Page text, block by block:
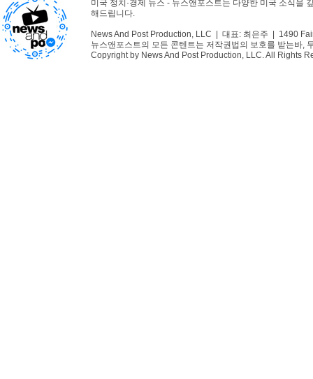
미국 정치·경제 뉴스 - 뉴스앤포스트는 다양한 미국 소식을
해드립니다.
News And Post Production, LLC | 대표: 최은주 | 1490
뉴스앤포스트의 모든 콘텐트는 저작권법의 보호를 받는바,
Copyright by News And Post Production, LLC. All Rights